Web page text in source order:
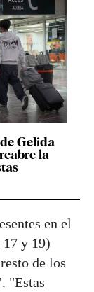
Gelida
la
en el
17 y 19)
de los
"Estas